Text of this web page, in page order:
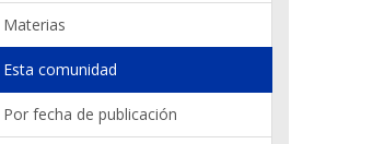
Materias
Esta comunidad
Por fecha de publicación